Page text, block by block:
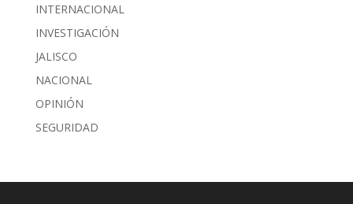
INTERNACIONAL
INVESTIGACIÓN
JALISCO
NACIONAL
OPINIÓN
SEGURIDAD